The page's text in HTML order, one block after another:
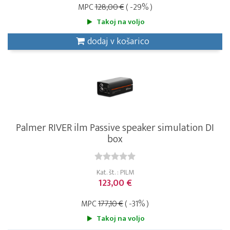
MPC128,00 €( -29% )
Takoj na voljo
dodaj v košarico
Palmer RIVER ilm Passive speaker simulation DI
box
Kat. št. : PILM
123,00 €
MPC177,10 €( -31% )
Takoj na voljo